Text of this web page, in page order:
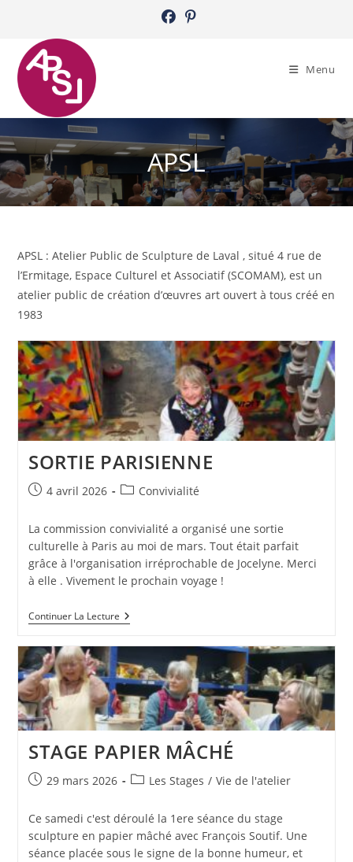
content
Menu
APSL
APSL : Atelier Public de Sculpture de Laval , situé 4 rue de
l’Ermitage, Espace Culturel et Associatif (SCOMAM), est un
atelier public de création d’œuvres art ouvert à tous créé en
1983
SORTIE PARISIENNE
Publication
4 avril 2026
PostConvivialité
La commission convivialité a organisé une sortie
culturelle à Paris au moi de mars. Tout était parfait
grâce à l'organisation irréprochable de Jocelyne. Merci
à elle . Vivement le prochain voyage !
Continuer La LectureSORTIE
PARISIENNE
STAGE PAPIER MÂCHÉ
Publication
29 mars 2026
PostLes Stages / Vie de l'atelier
Ce samedi c'est déroulé la 1ere séance du stage
sculpture en papier mâché avec François Soutif. Une
séance placée sous le signe de la bonne humeur, et